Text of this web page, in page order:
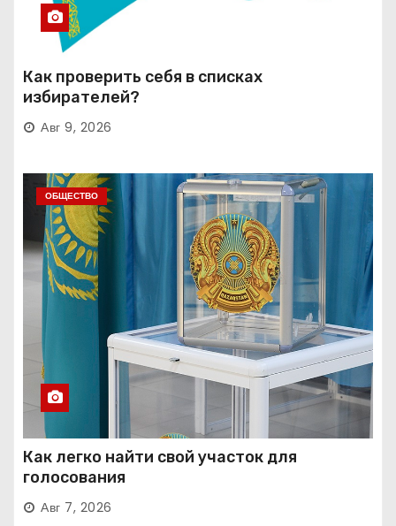
Как проверить себя в списках
избирателей?
Авг 9, 2026
ОБЩЕСТВО
Как легко найти свой участок для
голосования
Авг 7, 2026